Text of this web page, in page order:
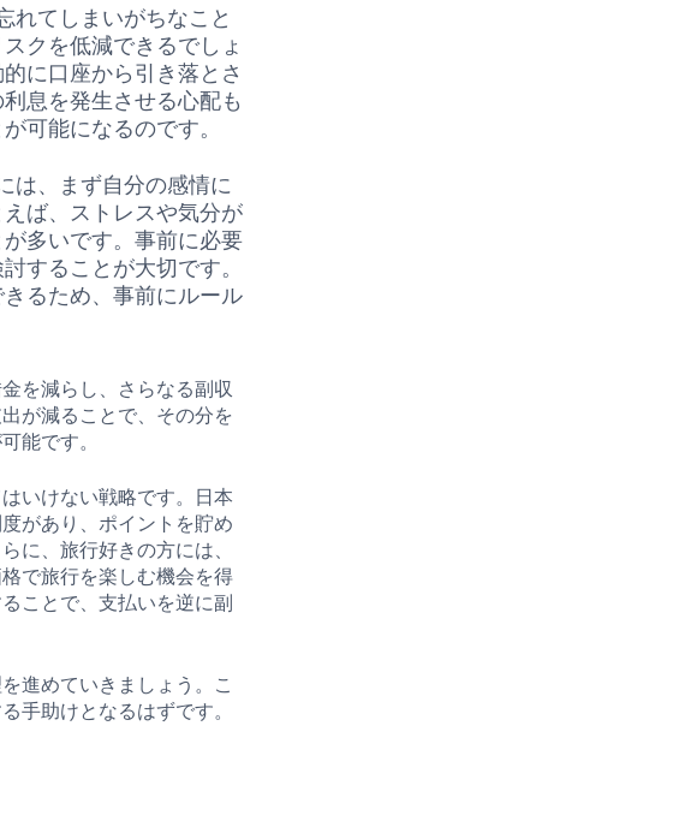
れてしまいがちなこと
クを低減できるでしょ
に口座から引き落とさ
息を発生させる心配も
可能になるのです。
は、まず自分の感情に
ば、ストレスや気分が
多いです。事前に必要
することが大切です。
るため、事前にルール
を減らし、さらなる副収
が減ることで、その分を
能です。
いけない戦略です。日本
があり、ポイントを貯め
に、旅行好きの方には、
で旅行を楽しむ機会を得
ことで、支払いを逆に副
進めていきましょう。こ
手助けとなるはずです。